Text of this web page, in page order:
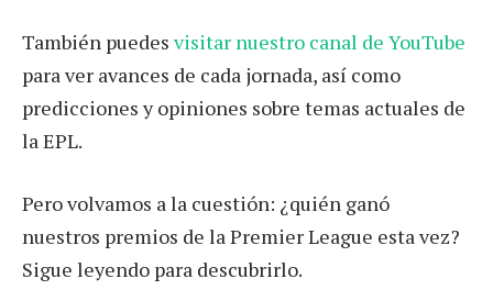
También puedes visitar nuestro canal de YouTube
para ver avances de cada jornada, así como
predicciones y opiniones sobre temas actuales de
la EPL.
Pero volvamos a la cuestión: ¿quién ganó
nuestros premios de la Premier League esta vez?
Sigue leyendo para descubrirlo.